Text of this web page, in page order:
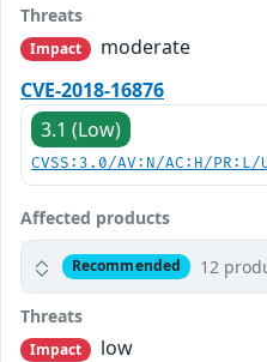
Threats
Impact
moderate
CVE-2018-16876
3.1 (Low)
CVSS:3.0/AV:N/AC:H/
Affected products
Recommended 12
Threats
Impact
low